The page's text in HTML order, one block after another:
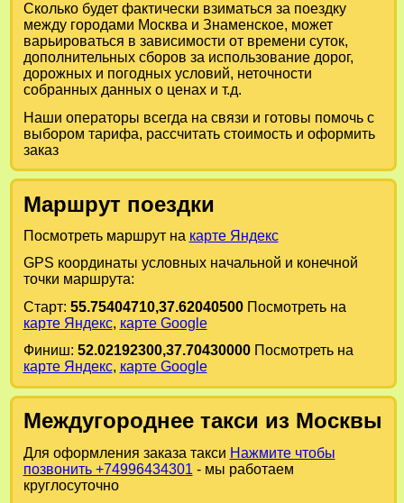
Сколько будет фактически взиматься за поездку
между городами Москваи Знаменское, может
варьироваться в зависимости от времени суток,
дополнительных сборов за использование дорог,
дорожных и погодных условий, неточности
собранных данных о ценах и т.д.
Наши операторы всегда на связи и готовы помочь с
выбором тарифа, рассчитать стоимость и оформить
заказ
Маршрут поездки
Посмотреть маршрут на карте Яндекс
GPS координаты условных начальной и конечной
точки маршрута:
Старт: 55.75404710,37.62040500Посмотреть на
карте Яндекс, карте Google
Финиш: 52.02192300,37.70430000Посмотреть на
карте Яндекс, карте Google
Междугороднее такси из Москвы
Для оформления заказа такси Нажмите чтобы
позвонить +74996434301 - мы работаем
круглосуточно